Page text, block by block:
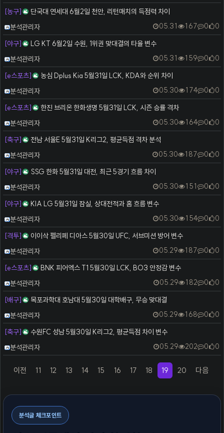
[농구]
단국대 연세대 6월2일 천안, 리턴매치의 득점력 차이
등록자
분석관리자 05.31 167 0
0
[야구]
LG KT 6월2일 수원, 1위권 맞대결의 타율 변수
등록자
분석관리자 05.31 159 0
0
[e스포츠]
농심 Dplus Kia 5월31일 LCK, KDA와 순위 차이
등록자
분석관리자 05.30 174 0
0
[e스포츠]
한진 브리온 한화생명 5월31일 LCK, 시즌 승률 격차
등록자
분석관리자 05.30 164 0
0
[축구]
전남 서울E 5월31일 K리그2, 평균득점 격차 분석
등록자
분석관리자 05.30 187 0
0
[야구]
SSG 한화 5월31일 대전, 최근 5경기 흐름 차이
등록자
분석관리자 05.30 151 0
0
[야구]
KIA LG 5월31일 잠실, 상대전적과 홈 흐름 변수
등록자
분석관리자 05.30 154 0
0
[격투]
이이삭 펠리페 디아스 5월30일 UFC, 서브미션 방어 변수
등록자
분석관리자 05.29 187 0
0
[e스포츠]
BNK 피어엑스 T1 5월30일 LCK, BO3 안정감 변수
등록자
분석관리자 05.29 182 0
0
[배구]
목포과학대 호남대 5월30일 대학배구, 무승 맞대결
등록자
분석관리자 05.29 168 0
0
[축구]
수원FC 성남 5월30일 K리그2, 평균득점 차이 변수
등록자
분석관리자 05.29 202 0 0
이전(previous)
11 12 13 14 15 16 17 18 19(current)
20 다음(next)
분석글 체크포인트